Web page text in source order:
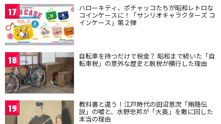
17 ハローキティ、ポチャッコたちが昭和レトロな
コインケースに！「サンリオキャラクターズ コ
インケース」第２弾
18 自転車を持つだけで税金？ 昭和まで続いた「自
転車税」の意外な歴史と脱税が横行した理由
19 教科書と違う！江戸時代の田沼意次「賄賂伝
説」の嘘と、水野忠邦が「大奥」を敵に回した
本当の理由